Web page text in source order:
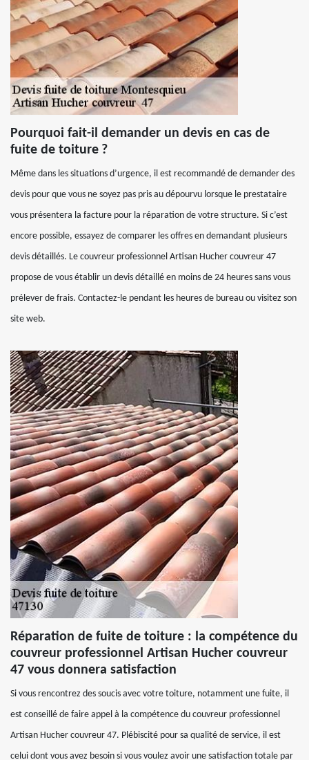
Pourquoi fait-il demander un devis en cas de
fuite de toiture ?
Même dans les situations d’urgence, il est recommandé de demander des
devis pour que vous ne soyez pas pris au dépourvu lorsque le prestataire
vous présentera la facture pour la réparation de votre structure. Si c’est
encore possible, essayez de comparer les offres en demandant plusieurs
devis détaillés. Le couvreur professionnel Artisan Hucher couvreur 47
propose de vous établir un devis détaillé en moins de 24 heures sans vous
prélever de frais. Contactez-le pendant les heures de bureau ou visitez son
site web.
Réparation de fuite de toiture : la compétence du
couvreur professionnel Artisan Hucher couvreur
47 vous donnera satisfaction
Si vous rencontrez des soucis avec votre toiture, notamment une fuite, il
est conseillé de faire appel à la compétence du couvreur professionnel
Artisan Hucher couvreur 47. Plébiscité pour sa qualité de service, il est
celui dont vous avez besoin si vous voulez avoir une satisfaction totale par